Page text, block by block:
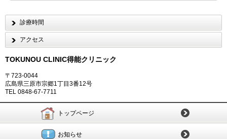
診療時間
アクセス
TOKUNOU CLINIC得能クリニック
〒723-0044
広島県三原市宗郷1丁目3番12号
TEL 0848-67-7711
トップページ
お知らせ